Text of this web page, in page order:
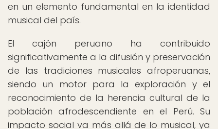
en un elemento fundamental en la identidad
musical del país.
El cajón peruano ha contribuido
significativamente a la difusión y preservación
de las tradiciones musicales afroperuanas,
siendo un motor para la exploración y el
reconocimiento de la herencia cultural de la
población afrodescendiente en el Perú. Su
impacto social va más allá de lo musical, ya